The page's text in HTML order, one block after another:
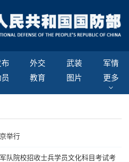
布 外交 武装
军情
教育 图片 更多
举行
队院校招收士兵学员文化科目考试考